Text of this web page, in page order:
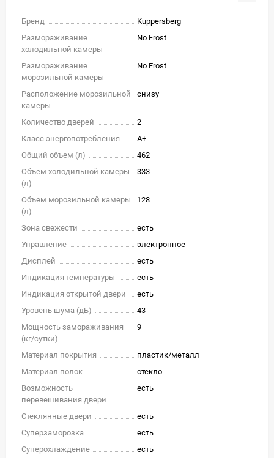
Бренд
Kuppersberg
Размораживание
холодильной камеры
No Frost
Размораживание
морозильной камеры
No Frost
Расположение морозильной
камеры
снизу
Количество дверей
2
Класс энергопотребления
A+
Общий объем (л)
462
Объем холодильной камеры
(л)
333
Объем морозильной камеры
(л)
128
Зона свежести
есть
Управление
электронное
Дисплей
есть
Индикация температуры
есть
Индикация открытой двери
есть
Уровень шума (дБ)
43
Мощность замораживания
(кг/cутки)
9
Материал покрытия
пластик/металл
Материал полок
стекло
Возможность
перевешивания двери
есть
Стеклянные двери
есть
Суперзаморозка
есть
Суперохлаждение
есть